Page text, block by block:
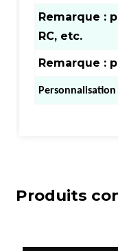
Remarque :
RC, etc.
Remarque :
Produits